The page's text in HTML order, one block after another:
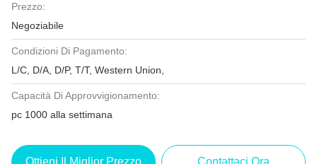
Prezzo:
Negoziabile
Condizioni Di Pagamento:
L/C, D/A, D/P, T/T, Western Union,
Capacità Di Approvvigionamento:
pc 1000 alla settimana
Ottieni Il Miglior Prezzo Contattaci Ora